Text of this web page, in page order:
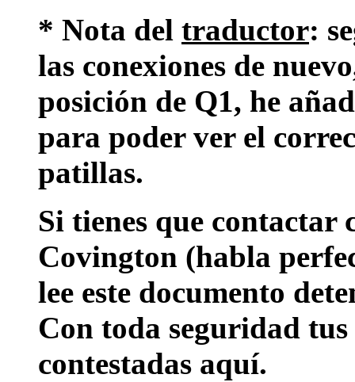
* Nota del traductor:
las conexiones de
posición de Q1, he
para poder ver el
patillas.
Si tienes que
Covington (habla
lee este documento
Con toda seguridad
contestadas aquí.